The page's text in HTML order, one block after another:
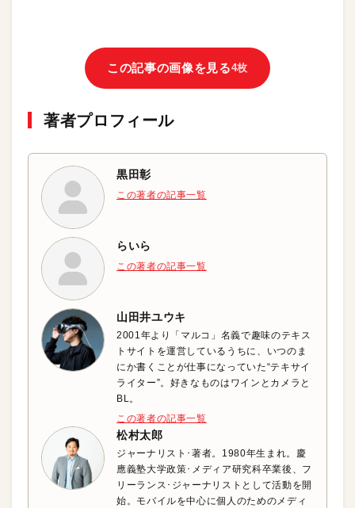
この記事の画像を見る4枚
著者プロフィール
黒田彰
この著者の記事一覧
らいら
この著者の記事一覧
山田井ユウキ
2001年より「マルコ」名義で趣味のテキス
トサイトを運営しているうちに、いつのま
にか書くことが仕事になっていた“テキサイ
ライター”。好きなものはワインとカメラと
BL。
この著者の記事一覧
松村太郎
ジャーナリスト･著者。1980年生まれ。慶
應義塾大学政策･メディア研究科卒業後、フ
リーランス･ジャーナリストとして活動を開
始。モバイルを中心に個人のためのメディ